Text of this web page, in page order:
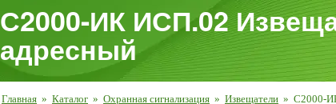
С2000-ИК ИСП.02
адресный
Главная » Каталог » Охранная сигнализация » Извещатели » С2000-